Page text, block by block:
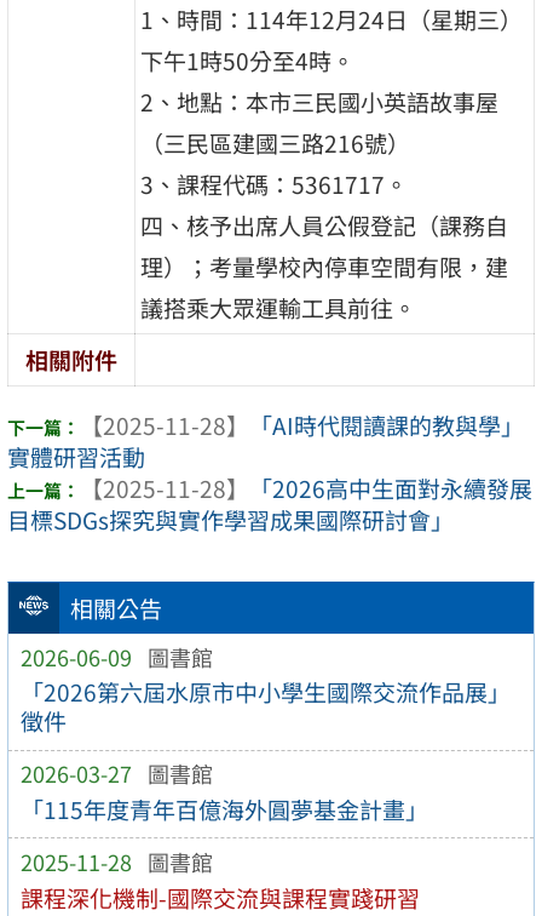
相關公告
2026-06-09 圖書館
「2026第六屆水原市中小學生國際交流作品展」
徵件
2026-03-27 圖書館
「115年度青年百億海外圓夢基金計畫」
2025-11-28 圖書館
課程深化機制-國際交流與課程實踐研習
1、時間：114年12月24日（星期三）
下午1時50分至4時。
2、地點：本市三民國小英語故事屋
（三民區建國三路216號）
3、課程代碼：5361717。
四、核予出席人員公假登記（課務自
理）；考量學校內停車空間有限，建
議搭乘大眾運輸工具前往。
相關附件
【2025-11-28】
「AI時代閱讀課的教與學」
實體研習活動
【2025-11-28】
「2026高中生面對永續發展
目標SDGs探究與實作學習成果國際研討會」